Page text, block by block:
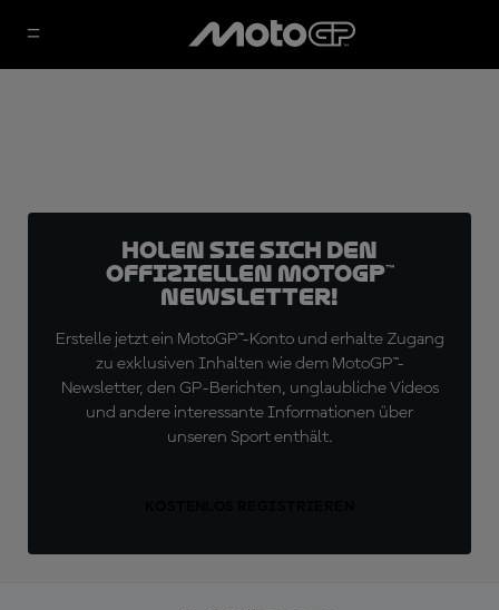
Holen Sie sich den
offiziellen MotoGP™
Newsletter!
Erstelle jetzt ein MotoGP™-Konto und erhalte Zugang
zu exklusiven Inhalten wie dem MotoGP™-
Newsletter, den GP-Berichten, unglaubliche Videos
und andere interessante Informationen über
unseren Sport enthält.